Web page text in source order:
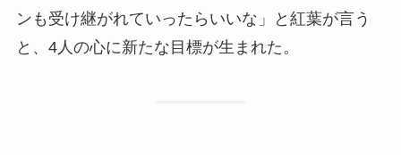
ンも受け継がれていったらいいな」と紅葉が言う
と、4人の心に新たな目標が生まれた。